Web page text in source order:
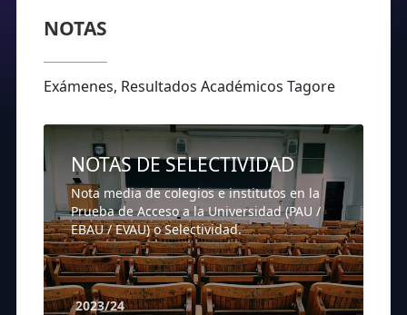
NOTAS
Exámenes, Resultados Académicos Tagore
NOTAS DE SELECTIVIDAD
Nota media de colegios e institutos en la
Prueba de Acceso a la Universidad (PAU /
EBAU / EVAU) o Selectividad.
2023/24